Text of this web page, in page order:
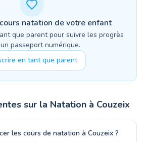
natation de votre enfant
que parent pour suivre les progrès
passeport numérique.
en tant que parent
sur la Natation à Couzeix
les cours de natation à Couzeix ?